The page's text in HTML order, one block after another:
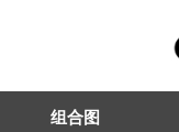
组合图